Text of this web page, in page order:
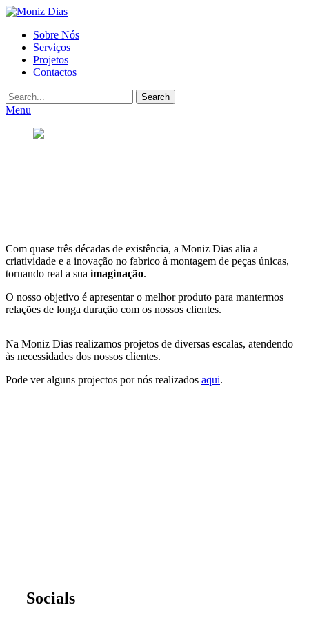
Moniz
Dias
Primary
Menu
Sobre Nós
Serviços
Projetos
Contactos
Search
Menu
Com quase três décadas de existência, a Moniz Dias alia a
criatividade e a inovação no fabrico à montagem de peças únicas,
tornando real a sua imaginação.
O nosso objetivo é apresentar o melhor produto para mantermos
relações de longa duração com os nossos clientes.
Na Moniz Dias realizamos projetos de diversas escalas, atendendo
às necessidades dos nossos clientes.
Pode ver alguns projectos por nós realizados aqui.
Socials